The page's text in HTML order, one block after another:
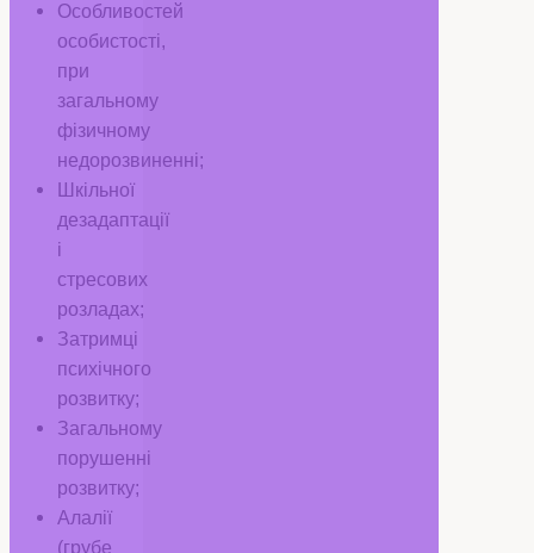
Особливостей
особистості,
при
загальному
фізичному
недорозвиненні;
Шкільної
дезадаптації
і
стресових
розладах;
Затримці
психічного
розвитку;
Загальному
порушенні
розвитку;
Алалії
(грубе